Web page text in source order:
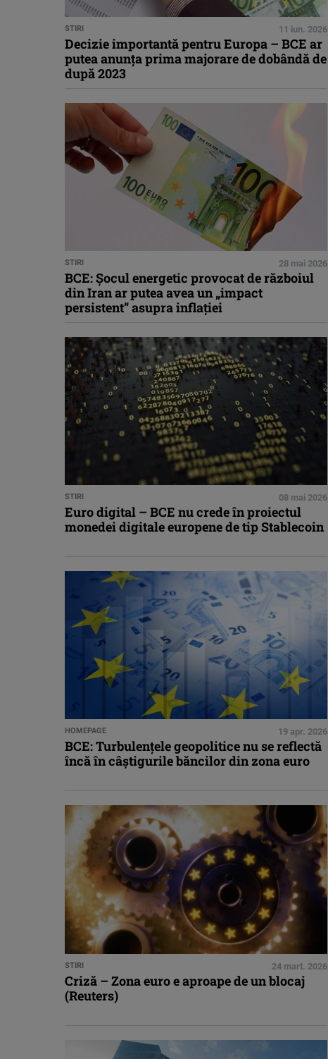
STIRI 11 iun. 2026
Decizie importantă pentru Europa – BCE ar
putea anunţa prima majorare de dobândă de
după 2023
STIRI 28 mai 2026
BCE: Şocul energetic provocat de războiul
din Iran ar putea avea un „impact
persistent” asupra inflaţiei
STIRI 08 mai 2026
Euro digital – BCE nu crede în proiectul
monedei digitale europene de tip Stablecoin
HOMEPAGE 19 apr. 2026
BCE: Turbulenţele geopolitice nu se reflectă
încă în câştigurile băncilor din zona euro
STIRI 24 mart. 2026
Criză – Zona euro e aproape de un blocaj
(Reuters)